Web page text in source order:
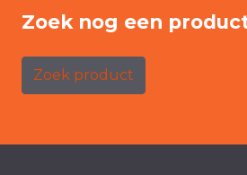
Zoek nog een
Zoek product